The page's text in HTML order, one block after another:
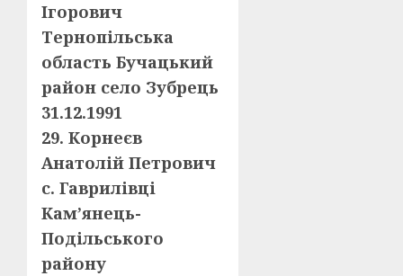
Ігорович
Тернопільська
область Бучацький
район село Зубрець
31.12.1991
29. Корнеєв
Анатолій Петрович
с. Гаврилівці
Кам’янець-
Подільського
району